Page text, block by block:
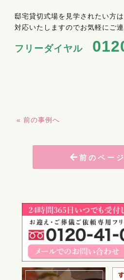
邸宅貸切式場を見学されたい方
対応いたしますのでお気軽にご連
フリーダイヤル
« 前の事例へ
前のペー